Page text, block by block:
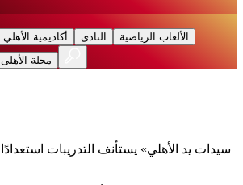
أكاديمية الأهلي النادى
الألعاب الرياضية
مجلة الأهلى